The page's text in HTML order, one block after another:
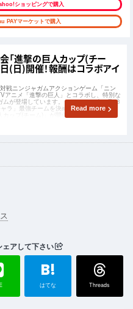
ショッピングで購入
PAYマーケットで購入
「進撃の巨人カップ(チー
(日)開催！報酬はコラボアイ
戦ニンジャガムアクションゲーム「ニン
アニメ「進撃の巨人」とコラボし、特別な
ムが登場しています。そして2023年4月23
ラ」最強チームを決めるコラボニンジャ
カップ(チーム)」が開催されることが発表
Read more
アして下さい
B!
はてな Threads